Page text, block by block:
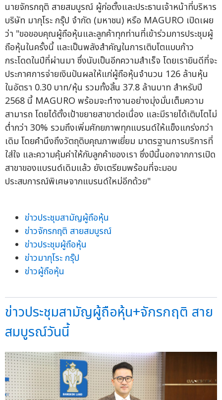
นายจักรกฤติ สายสมบูรณ์ ผู้ก่อตั้งและประธานเจ้าหน้าที่บริหาร
บริษัท มากุโระ กรุ๊ป จำกัด (มหาชน) หรือ MAGURO เปิดเผย
ว่า "ขอขอบคุณผู้ถือหุ้นและลูกค้าทุกท่านที่เข้าร่วมการประชุมผู้
ถือหุ้นในครั้งนี้ และเป็นพลังสำคัญในการเติบโตแบบก้าว
กระโดดในปีที่ผ่านมา ซึ่งนับเป็นอีกความสำเร็จ โดยเรายินดีที่จะ
ประกาศการจ่ายเงินปันผลให้แก่ผู้ถือหุ้นจำนวน 126 ล้านหุ้น
ในอัตรา 0.30 บาท/หุ้น รวมทั้งสิ้น 37.8 ล้านบาท สำหรับปี
2568 นี้ MAGURO พร้อมจะทำงานอย่างมุ่งมั่นเต็มความ
สามารถ โดยได้ตั้งเป้าขยายสาขาต่อเนื่อง และมีรายได้เติบโตไม่
ต่ำกว่า 30% รวมถึงเพิ่มศักยภาพทุกแบรนด์ให้แข็งแกร่งกว่า
เดิม โดยคำนึงถึงวัตถุดิบคุณภาพเยี่ยม มาตรฐานการบริการที่
ใส่ใจ และความคุ้มค่าให้กับลูกค้าของเรา ซึ่งปีนี้นอกจากการเปิด
สาขาของแบรนด์เดิมแล้ว ยังเตรียมพร้อมที่จะมอบ
ประสบการณ์พิเศษจากแบรนด์ใหม่อีกด้วย"
ข่าวประชุมสามัญผู้ถือหุ้น
ข่าวจักรกฤติ สายสมบูรณ์
ข่าวประชุมผู้ถือหุ้น
ข่าวมากุโระ กรุ๊ป
ข่าวผู้ถือหุ้น
ข่าวประชุมสามัญผู้ถือหุ้น+จักรกฤติ สาย
สมบูรณ์วันนี้